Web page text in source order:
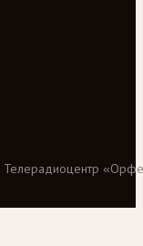
Телерадиоцентр